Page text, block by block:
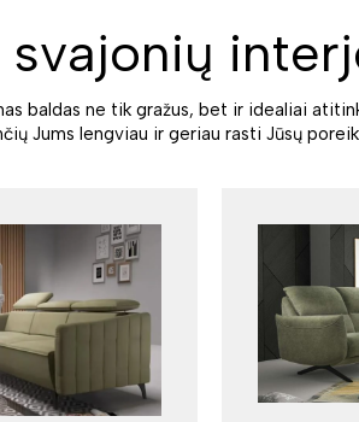
baldas ne tik gražus, bet ir idealiai
Jums lengviau ir geriau rasti Jūsų